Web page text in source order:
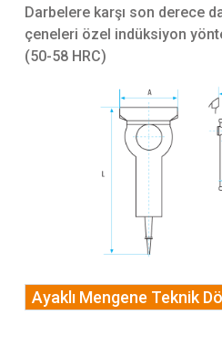
Darbelere karşı son derece
çeneleri özel indüksiyon
(50-58 HRC)
Ayaklı Mengene Teknik